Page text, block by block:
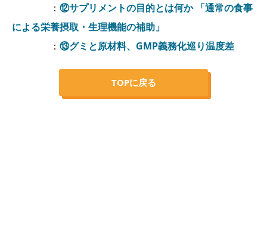
： ⑫サプリメントの目的とは何か 「通常の食事
による栄養摂取・生理機能の補助」
： ⑬グミと原材料、GMP義務化巡り温度差
TOPに戻る